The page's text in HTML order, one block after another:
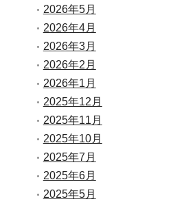
2026年5月
2026年4月
2026年3月
2026年2月
2026年1月
2025年12月
2025年11月
2025年10月
2025年7月
2025年6月
2025年5月